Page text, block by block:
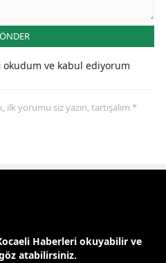
okudum ve kabul ediyorum
yorumu siz yazın, tartışalım *
Haberleri okuyabilir ve
atabilirsiniz.